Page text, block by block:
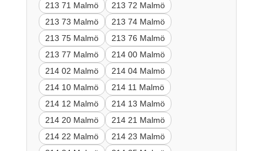
213 71 Malmö
213 72 Malmö
213 73 Malmö
213 74 Malmö
213 75 Malmö
213 76 Malmö
213 77 Malmö
214 00 Malmö
214 02 Malmö
214 04 Malmö
214 10 Malmö
214 11 Malmö
214 12 Malmö
214 13 Malmö
214 20 Malmö
214 21 Malmö
214 22 Malmö
214 23 Malmö